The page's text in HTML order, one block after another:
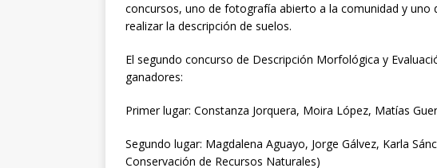
concursos, uno de fotografía abierto a la comunidad y uno
realizar la descripción de suelos.
El segundo concurso de Descripción Morfológica y
ganadores:
Primer lugar: Constanza Jorquera, Moira López, Matías
Segundo lugar: Magdalena Aguayo, Jorge Gálvez, Karla
Conservación de Recursos Naturales)